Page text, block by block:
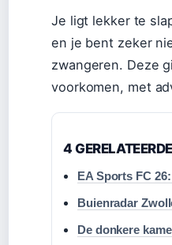
Je ligt lekker te
en je bent zeker
zwangeren. Deze
voorkomen, met
4
EA Sports FC
Buienradar
De donkere